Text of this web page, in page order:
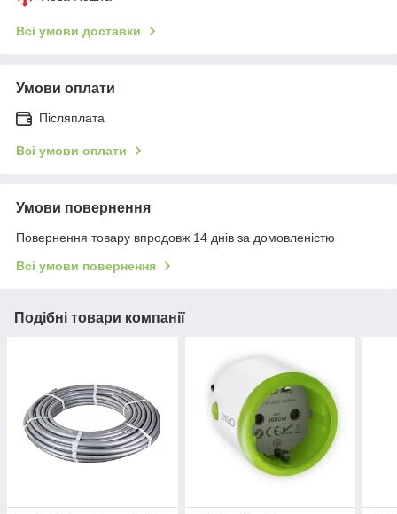
Всі умови доставки
Умови оплати
Післяплата
Всі умови оплати
Умови повернення
Повернення товару впродовж 14 днів за домовленістю
Всі умови повернення
Подібні товари компанії